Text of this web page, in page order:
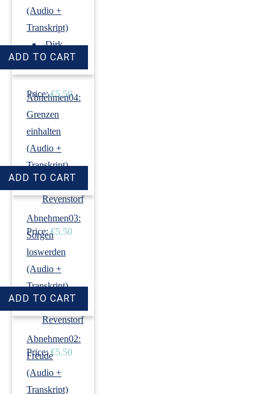
(Audio +
Transkript)
›Dirk
Revenstorf
Price: €5.50
Abnehmen04:
Grenzen
einhalten
(Audio +
Transkript)
›Dirk
Revenstorf
Price: €5.50
Abnehmen03:
Sorgen
loswerden
(Audio +
Transkript)
›Dirk
Revenstorf
Price: €5.50
Abnehmen02:
Freude
(Audio +
Transkript)